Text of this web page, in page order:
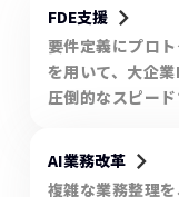
FDE支援keyboard_arrow_right
要件定義にプロ
を用いて、大企業
圧倒的なスピー
AI業務改革keyboard_arrow_right
複雑な業務整理